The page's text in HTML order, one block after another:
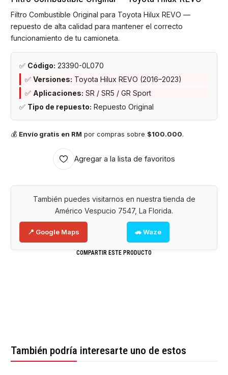
Filtro Combustible Original para Toyota Hilux REVO —
repuesto de alta calidad para mantener el correcto
funcionamiento de tu camioneta.
✅ Código: 23390-0L070
✅ Versiones: Toyota Hilux REVO (2016–2023)
✅ Aplicaciones: SR / SR5 / GR Sport
✅ Tipo de repuesto: Repuesto Original
💰 Envío gratis en RM por compras sobre $100.000.
Agregar a la lista de favoritos
También puedes visitarnos en nuestra tienda de
Américo Vespucio 7547, La Florida.
📍 Google Maps 🚗 Waze
COMPARTIR ESTE PRODUCTO
También podría interesarte uno de estos